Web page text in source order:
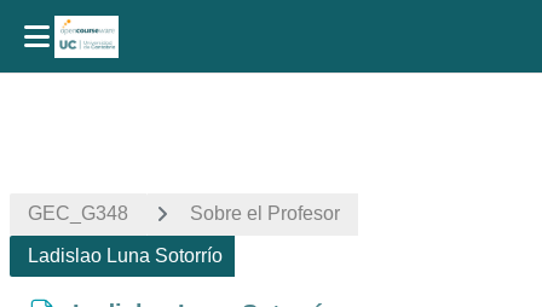
GEC_G348 Sobre el Profesor
Ladislao Luna Sotorrío